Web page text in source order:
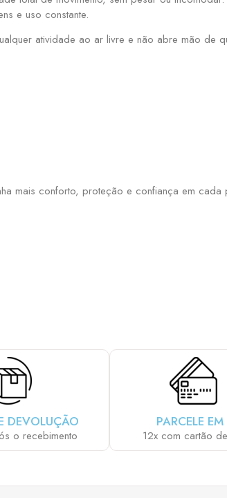
e uso constante.
atividade ao ar livre e não abre mão de
mais conforto, proteção e confiança em cada
DEVOLUÇÃO
o recebimento
PARCELE
12x com cartão